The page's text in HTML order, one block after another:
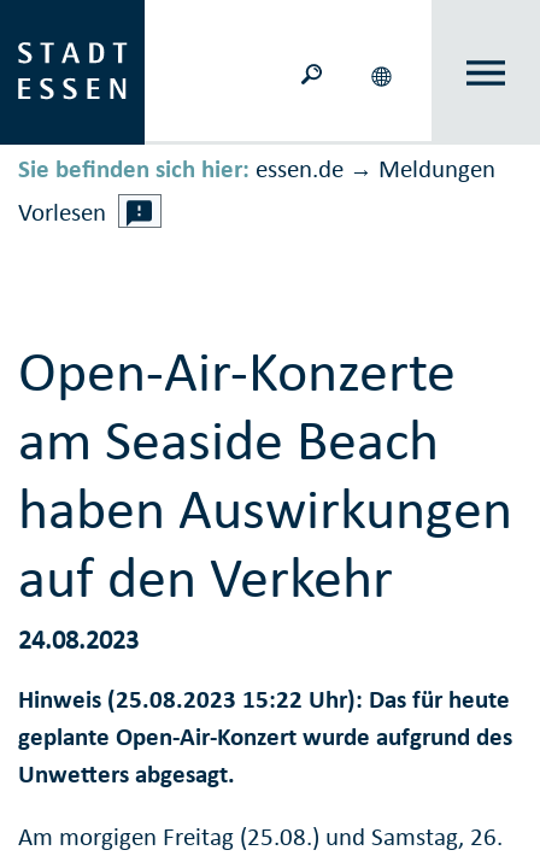
Sie befinden sich hier: essen.de → Meldungen
Vorlesen
Open-Air-Konzerte
am Seaside Beach
haben Auswirkungen
auf den Verkehr
24.08.2023
Hinweis (25.08.2023 15:22 Uhr): Das für heute
geplante Open-Air-Konzert wurde aufgrund des
Unwetters abgesagt.
Am morgigen Freitag (25.08.) und Samstag, 26.